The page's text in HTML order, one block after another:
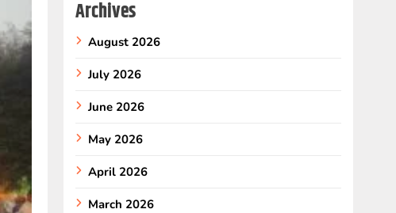
Archives
August 2026
July 2026
June 2026
May 2026
April 2026
March 2026